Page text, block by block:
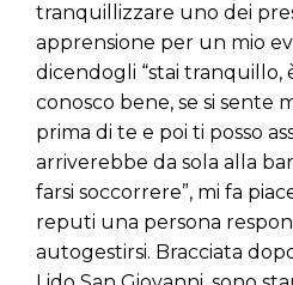
tranquillizzare uno dei
apprensione per un mio
dicendogli “stai tranquillo,
conosco bene, se si sente
prima di te e poi ti posso
arriverebbe da sola alla
farsi soccorrere”, mi fa
reputi una persona
autogestirsi. Bracciata